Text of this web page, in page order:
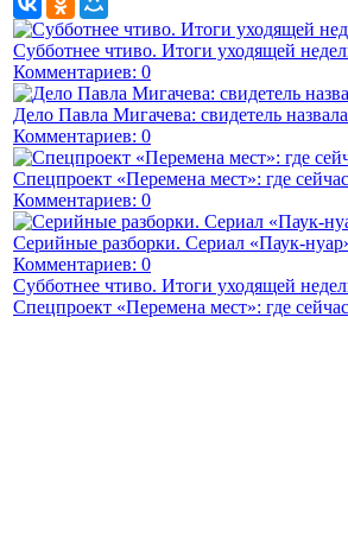
Субботнее чтиво. Итоги уходящей
Комментариев: 0
Дело Павла Мигачева: свидетель
Комментариев: 0
Спецпроект «Перемена мест»: где
Комментариев: 0
Серийные разборки. Сериал «Паук-
Комментариев: 0
Субботнее чтиво. Итоги уходящей
Спецпроект «Перемена мест»: где